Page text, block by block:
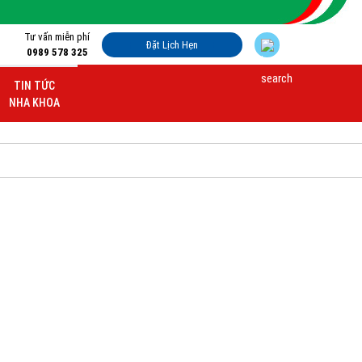
Tư vấn miễn phí
0989 578 325
Đặt Lịch Hẹn
TIN TỨC
NHA KHOA